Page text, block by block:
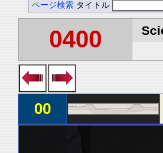
ページ検索 タイトル
0400
00